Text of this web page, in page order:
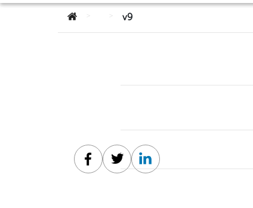
Você está aqui:
v9
Facebook
TwitterLinkedin